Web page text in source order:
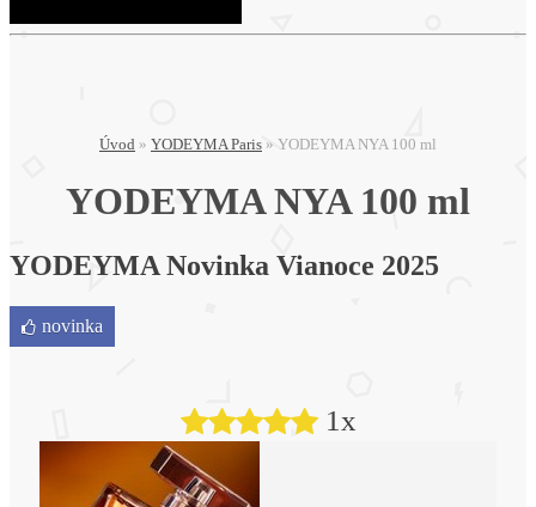
Úvod » YODEYMA Paris » YODEYMA NYA 100 ml
YODEYMA NYA 100 ml
YODEYMA Novinka Vianoce 2025
novinka
1x